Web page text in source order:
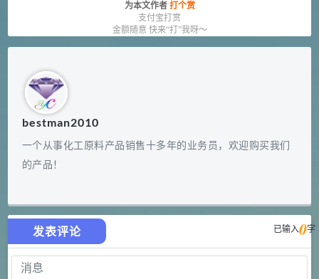
为本文作者 打个赏
支付宝打赏
金额随意 快来“打”我呀～
bestman2010
一个从事化工原料产品销售十多年的业务员，欢迎购买我们
的产品！
发表评论 已输入0字